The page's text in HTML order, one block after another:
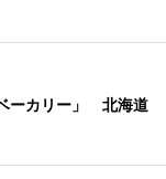
ーカリー」 北海道